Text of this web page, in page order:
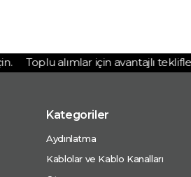
Toplu alımlar için avantajlı
Kategoriler
Aydınlatma
Kablolar ve Kablo Kanalları